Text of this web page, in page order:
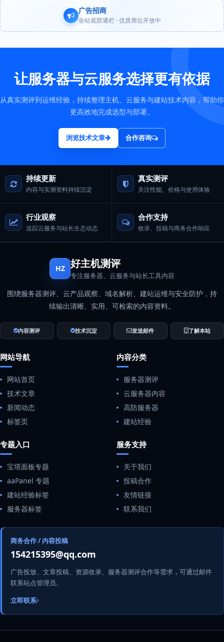
广告招商
全站底部通栏 · 优质席位开放中
让服务器与云服务选择更有依据
从真实测评到运维经验，持续整理主机、云服务与建站技术内容，帮助你
更高效地完成选型与部署。
浏览技术文章 合作咨询
持续更新
内容与实测资料持续沉淀
真实测评
关注性能、价格与使用体验
行业观察
追踪云服务与站长生态动态
合作支持
收录、投稿与商务合作响应
HZ 好主机测评
专注服务器、云服务与站长工具内容
围绕服务器测评、云产品观察、域名解析、建站运维与安全防护，持
续输出清晰、实用、可检索的内容资料。
内容测评 技术沉淀 发送邮件 了解本站
网站导航
网站首页
技术文章
新闻动态
标签页
内容分类
服务器测评
云服务器内容
高防服务器
建站经验
专题入口
宝塔面板专题
aaPanel 专题
建站经验标签
服务器标签
服务支持
关于我们
投稿合作
友情链接
联系我们
商务合作 / 内容投稿
154215395@qq.com
广告投放、文章投稿、资源收录、服务器测评合作等需求，可通过邮件
联系站点管理员。
立即联系